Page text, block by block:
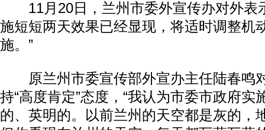
11月20日，兰州市委外宣传办对外表
施短短两天效果已经显现，将适时调整机
施。”
原兰州市委宣传部外宣办主任陆春鸣
持“高度肯定”态度，“我认为市委市政府实
的、英明的。以前兰州的天空都是灰的，